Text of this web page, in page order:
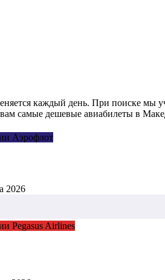
каждый день. При поиске мы
самые дешевые авиабилеты в
Аэрофлот
2026
Pegasus Airlines